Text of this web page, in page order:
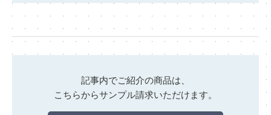
記事内でご紹介の商品は、
こちらからサンプル請求いただけます。